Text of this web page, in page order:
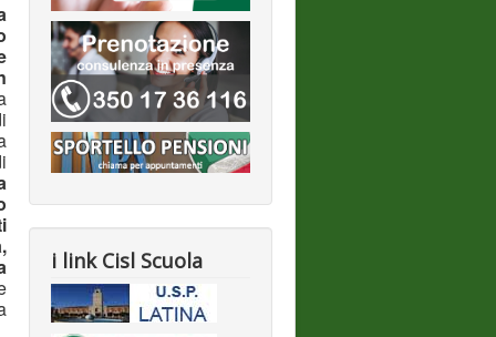
i link Cisl Scuola